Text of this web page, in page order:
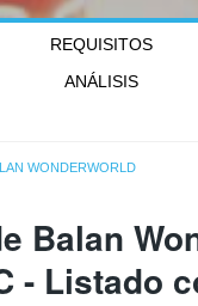
REQUISITOS
ANÁLISIS
WONDERWORLD
Balan
- Listado